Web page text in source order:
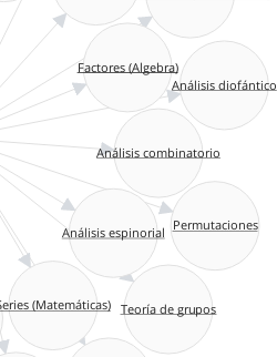
Análisis espinorial
Análisis combinatorio
Factores (Algebra)
Teoría de grupos
(Matemáticas)
Análisis diofántico
Permutaciones